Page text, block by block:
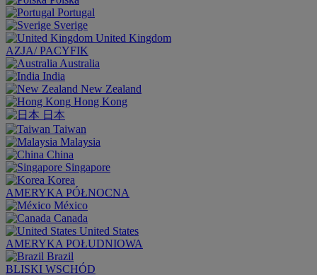
Portugal
Sverige
United Kingdom
AZJA/ PACYFIK
Australia
India
New Zealand
Hong Kong
日本
Taiwan
Malaysia
China
Singapore
Korea
AMERYKA PÓŁNOCNA
México
Canada
United States
AMERYKA POŁUDNIOWA
Brazil
BLISKI WSCHÓD